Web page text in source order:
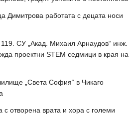
Димитрова работата с децата носи
119. СУ „Акад. Михаил Арнаудов“ инж.
проектни STEM седмици в края на
„Света София“ в Чикаго
отворена врата и хора с големи